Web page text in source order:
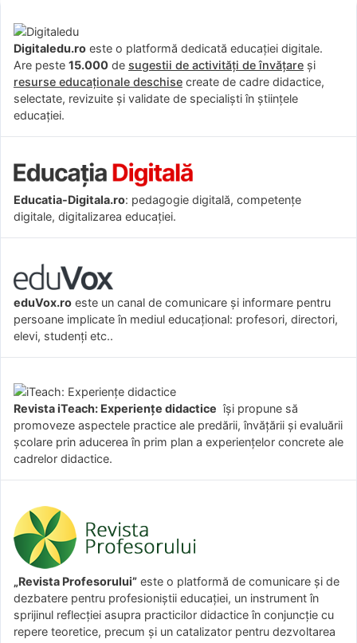
Digitaledu.ro este o platformă dedicată educației digitale.
Are peste 15.000 de sugestii de activități de învățare și
resurse educaționale deschise create de cadre didactice,
selectate, revizuite și validate de specialiști în științele
educației.
Educatia-Digitala.ro: pedagogie digitală, competențe
digitale, digitalizarea educației.
eduVox.ro este un canal de comunicare și informare pentru
persoane implicate în mediul educațional: profesori, directori,
elevi, studenți etc..
Revista iTeach: Experienţe didactice îşi propune să
promoveze aspectele practice ale predării, învăţării şi evaluării
şcolare prin aducerea în prim plan a experienţelor concrete ale
cadrelor didactice.
„Revista Profesorului” este o platformă de comunicare și de
dezbatere pentru profesioniștii educației, un instrument în
sprijinul reflecției asupra practicilor didactice în conjuncție cu
repere teoretice, precum și un catalizator pentru dezvoltarea